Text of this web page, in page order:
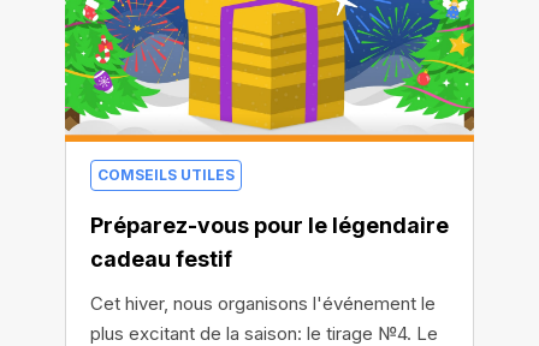
COMSEILS UTILES
Préparez-vous pour le légendaire
cadeau festif
Cet hiver, nous organisons l'événement le
plus excitant de la saison: le tirage №4. Le